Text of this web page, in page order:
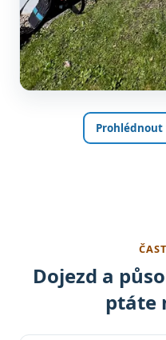
Prohlédnout
Dojezd a
ptáte